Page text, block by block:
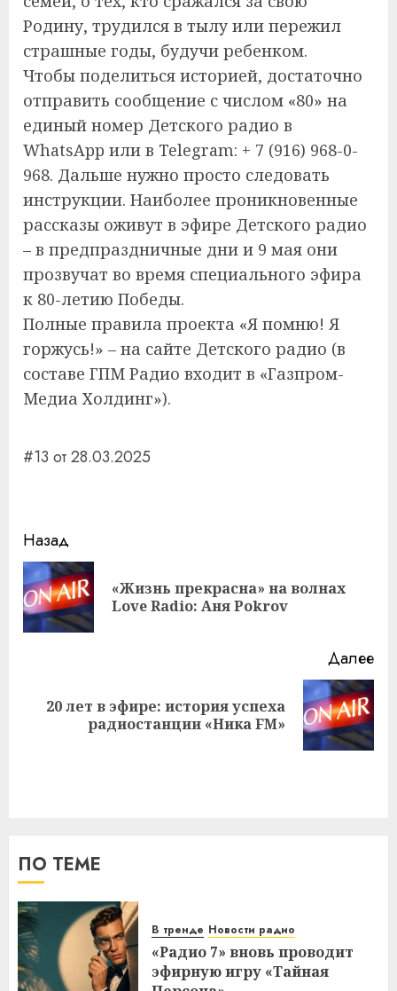
Родину, трудился в тылу или пережил
страшные годы, будучи ребенком.
Чтобы поделиться историей, достаточно
отправить сообщение с числом «80» на
единый номер Детского радио в
WhatsApp или в Telegram: + 7 (916) 968-0-
968. Дальше нужно просто следовать
инструкции. Наиболее проникновенные
рассказы оживут в эфире Детского радио
– в предпраздничные дни и 9 мая они
прозвучат во время специального эфира
к 80-летию Победы.
Полные правила проекта «Я помню! Я
горжусь!» – на сайте Детского радио (в
составе ГПМ Радио входит в «Газпром-
Медиа Холдинг»).
#13 от 28.03.2025
Навигация
записи
Назад
«Жизнь прекрасна» на волнах
Love Radio: Аня Pokrov
Далее
Следующая
20 лет в эфире: история успеха
радиостанции «Ника FM»
ПО ТЕМЕ
В тренде Новости радио
«Радио 7» вновь проводит
эфирную игру «Тайная